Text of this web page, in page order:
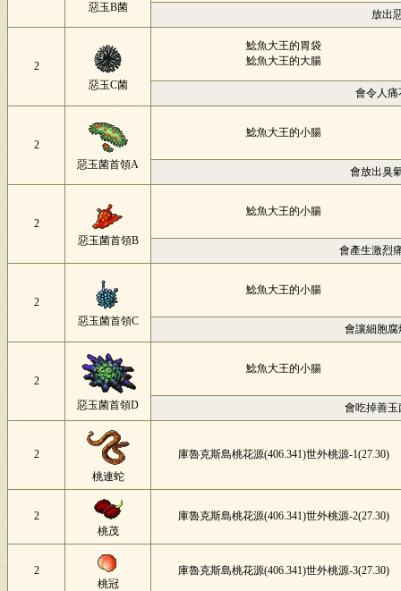
惡玉B菌
放出
2
惡玉C菌
鯰魚大王的胃袋
鯰魚大王的大腸
會令人痛
2
惡玉菌首領A
鯰魚大王的小腸
會放出臭
2
惡玉菌首領B
鯰魚大王的小腸
會產生激烈
2
惡玉菌首領C
鯰魚大王的小腸
會讓細胞
2
惡玉菌首領D
鯰魚大王的小腸
會吃掉善
2
桃連蛇
庫魯克斯島桃花源(406.341)世外桃源-1(27.30)
2
桃茂
庫魯克斯島桃花源(406.341)世外桃源-2(27.30)
2
桃冠
庫魯克斯島桃花源(406.341)世外桃源-3(27.30)